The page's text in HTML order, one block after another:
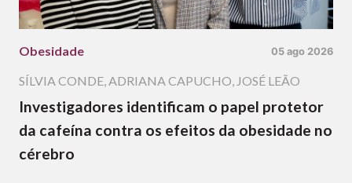
Obesidade 05 ago 2026
SÍLVIA CONDE,ADRIANA CAPUCHO, JOSÉ LEÃO
Investigadores identificam o papel protetor
da cafeína contra os efeitos da obesidade no
cérebro